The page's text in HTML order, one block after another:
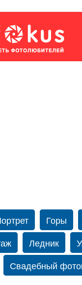
Горы
Ледник
Свадебный